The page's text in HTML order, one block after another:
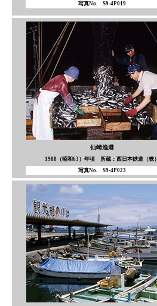
写真No. S9-4P019
仙崎漁港
1988（昭和63）年頃 所蔵：西日本鉄道（株）
写真No. S9-4P023